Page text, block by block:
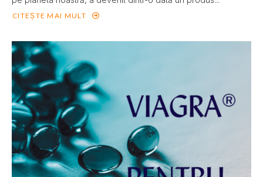
CITEȘTE MAI MULT